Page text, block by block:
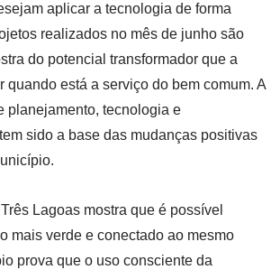
aplicar a tecnologia de forma
realizados no mês de junho são
do potencial transformador que a
quando está a serviço do bem comum. A
planejamento, tecnologia e
sido a base das mudanças positivas
Lagoas mostra que é possível
mais verde e conectado ao mesmo
prova que o uso consciente da